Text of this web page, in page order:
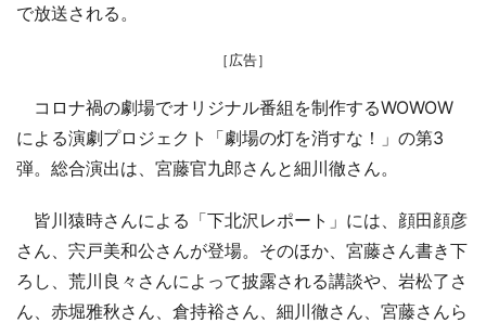
で放送される。
［広告］
コロナ禍の劇場でオリジナル番組を制作するWOWOW
による演劇プロジェクト「劇場の灯を消すな！」の第3
弾。総合演出は、宮藤官九郎さんと細川徹さん。
皆川猿時さんによる「下北沢レポート」には、顔田顔彦
さん、宍戸美和公さんが登場。そのほか、宮藤さん書き下
ろし、荒川良々さんによって披露される講談や、岩松了さ
ん、赤堀雅秋さん、倉持裕さん、細川徹さん、宮藤さんら